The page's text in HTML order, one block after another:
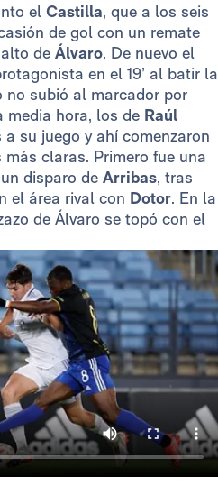
el Castilla, que a los seis
de gol con un remate
de Álvaro. De nuevo el
en el 19’ al batir la
no subió al marcador por
media hora, los de Raúl
su juego y ahí comenzaron
claras. Primero fue una
disparo de Arribas, tras
el área rival con Dotor. En la
de Álvaro se topó con el